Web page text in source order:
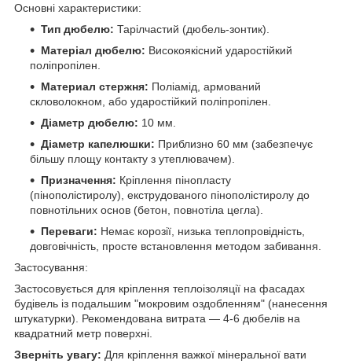
Основні характеристики:
Тип дюбелю: Тарілчастий (дюбель-зонтик).
Матеріал дюбелю: Високоякісний ударостійкий
поліпропілен.
Материал стержня: Поліамід, армований
скловолокном, або ударостійкий поліпропілен.
Діаметр дюбелю: 10 мм.
Діаметр капелюшки: Приблизно 60 мм (забезпечує
більшу площу контакту з утеплювачем).
Призначення: Кріплення пінопласту
(пінополістиролу), екструдованого пінополістиролу до
повнотільних основ (бетон, повнотіла цегла).
Переваги: Немає корозії, низька теплопровідність,
довговічність, просте встановлення методом забивання.
Застосування:
Застосовується для кріплення теплоізоляції на фасадах
будівель із подальшим "мокровим оздобленням" (нанесення
штукатурки). Рекомендована витрата — 4-6 дюбелів на
квадратний метр поверхні.
Зверніть увагу: Для кріплення важкої мінеральної вати